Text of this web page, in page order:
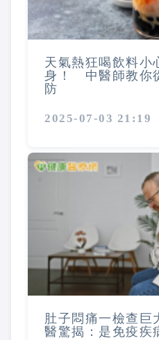
天氣熱狂喝飲料小
身！ 中醫師教你
防
2025-07-03 21:19
肚子悶痛一檢查
醫驚揭：是免疫疾